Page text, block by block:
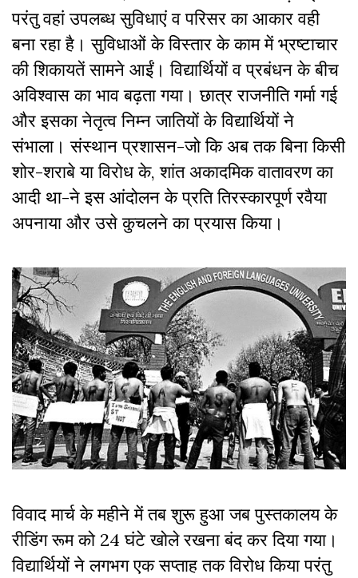
परंतु वहां उपलब्ध सुविधाएं व परिसर का आकार वही
बना रहा है। सुविधाओं के विस्तार के काम में भ्रष्टाचार
की शिकायतें सामने आईं। विद्यार्थियों व प्रबंधन के बीच
अविश्वास का भाव बढ़ता गया। छात्र राजनीति गर्मा गई
और इसका नेतृत्व निम्न जातियों के विद्यार्थियों ने
संभाला। संस्थान प्रशासन-जो कि अब तक बिना किसी
शोर-शराबे या विरोध के, शांत अकादमिक वातावरण का
आदी था-ने इस आंदोलन के प्रति तिरस्कारपूर्ण रवैया
अपनाया और उसे कुचलने का प्रयास किया।
विवाद मार्च के महीने में तब शुरू हुआ जब पुस्तकालय के
रीडिंग रूम को 24 घंटे खोले रखना बंद कर दिया गया।
विद्यार्थियों ने लगभग एक सप्ताह तक विरोध किया परंतु